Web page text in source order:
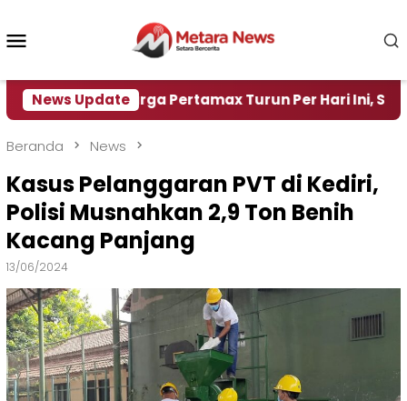
konten
News Update
Harga Pertamax Turun Per Hari Ini, Segini
Beranda News
Kasus Pelanggaran PVT di Kediri,
Polisi Musnahkan 2,9 Ton Benih
Kacang Panjang
13/06/2024